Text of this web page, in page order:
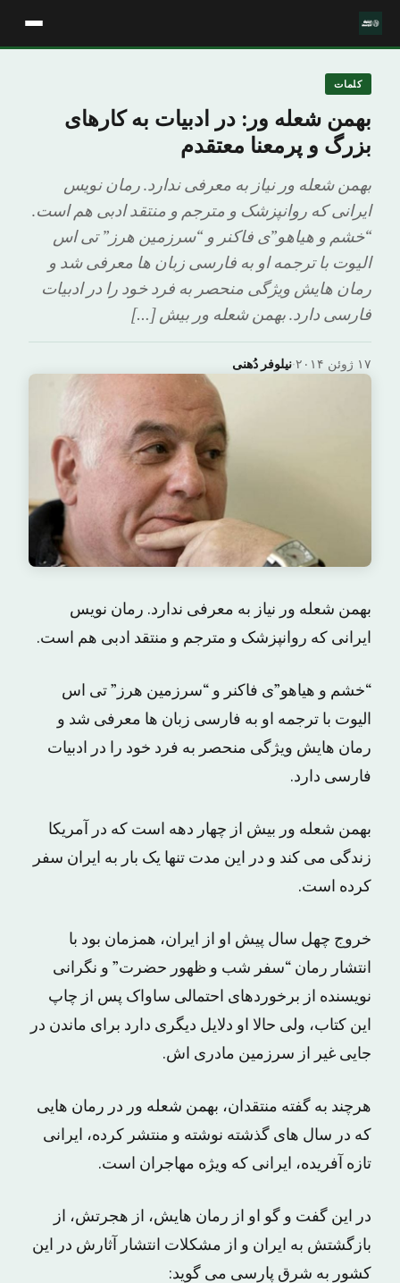
کلمات
بهمن شعله ور: در ادبیات به کارهای
بزرگ و پرمعنا معتقدم
بهمن شعله ور نیاز به معرفی ندارد. رمان نویس
ایرانی که روانپزشک و مترجم و منتقد ادبی هم است.
“خشم و هیاهو”ی فاکنر و “سرزمین هرز” تی اس
الیوت با ترجمه او به فارسی زبان ها معرفی شد و
رمان هایش ویژگی منحصر به فرد خود را در ادبیات
فارسی دارد. بهمن شعله ور بیش […]
نیلوفر دُهنی· ۱۷ ژوئن ۲۰۱۴
بهمن شعله ور نیاز به معرفی ندارد. رمان نویس
ایرانی که روانپزشک و مترجم و منتقد ادبی هم است.
“خشم و هیاهو”ی فاکنر و “سرزمین هرز” تی اس
الیوت با ترجمه او به فارسی زبان ها معرفی شد و
رمان هایش ویژگی منحصر به فرد خود را در ادبیات
فارسی دارد.
بهمن شعله ور بیش از چهار دهه است که در آمریکا
زندگی می کند و در این مدت تنها یک بار به ایران سفر
کرده است.
خروج چهل سال پیش او از ایران، همزمان بود با
انتشار رمان “سفر شب و ظهور حضرت” و نگرانی
نویسنده از برخوردهای احتمالی ساواک پس از چاپ
این کتاب، ولی حالا او دلایل دیگری دارد برای ماندن در
جایی غیر از سرزمین مادری اش.
هرچند به گفته منتقدان، بهمن شعله ور در رمان هایی
که در سال های گذشته نوشته و منتشر کرده، ایرانی
تازه آفریده، ایرانی که ویژه مهاجران است.
در این گفت و گو او از رمان هایش، از هجرتش، از
بازگشتش به ایران و از مشکلات انتشار آثارش در این
کشور به شرق پارسی می گوید: